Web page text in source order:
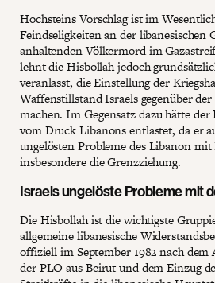
Hochsteins Vorschlag ist im
Feindseligkeiten an der libanesischen
anhaltenden Völkermord im
lehnt die Hisbollah jedoch
veranlasst, die Einstellung der
Waffenstillstand Israels gegenüber
machen. Im Gegensatz dazu hätte
vom Druck Libanons entlastet, da er
ungelösten Probleme des Libanon mit
insbesondere die Grenzziehung.
Israels ungelöste Probleme mit
Die Hisbollah ist die wichtigste
allgemeine libanesische
offiziell im September 1982 nach
der PLO aus Beirut und dem Einzug